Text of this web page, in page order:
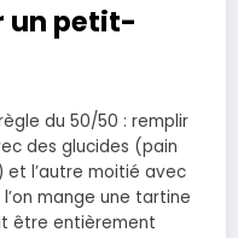
un petit-
du 50/50 : remplir
des glucides (pain
et l’autre moitié avec
mange une tartine
être entièrement